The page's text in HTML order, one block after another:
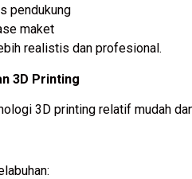
pendukung
maket
realistis dan profesional.
3D Printing
3D printing relatif mudah